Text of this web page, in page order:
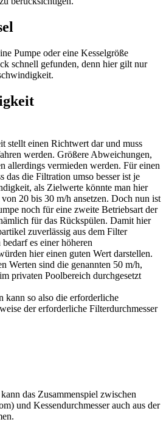
Pumpe oder eine Kesselgröße
schnell gefunden, denn hier gilt nur
stellt einen Richtwert dar und muss
werden. Größere Abweichungen,
allerdings vermieden werden. Für einen
das die Filtration umso besser ist je
als Zielwerte könnte man hier
20 bis 30 m/h ansetzen. Doch nun ist
noch für eine zweite Betriebsart der
für das Rückspülen. Damit hier
zuverlässig aus dem Filter
es einer höheren
hier einen guten Wert darstellen.
Werten sind die genannten 50 m/h,
privaten Poolbereich durchgesetzt
kann so also die erforderliche
der erforderliche Filterdurchmesser
das Zusammenspiel zwischen
und Kessendurchmesser auch aus der